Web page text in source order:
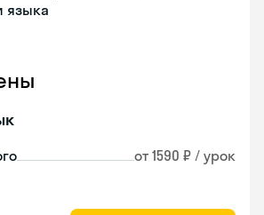
языка
от 1590 ₽ / урок